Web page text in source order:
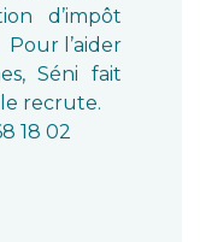
d’impôt
Pour l’aider
Séni fait
recrute.
18 02